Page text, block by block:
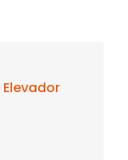
Elevador